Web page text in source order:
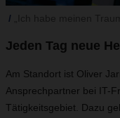
Jeden Tag neue
Am Standort ist Oliver
Ansprechpartner bei IT-
Tätigkeitsgebiet. Dazu